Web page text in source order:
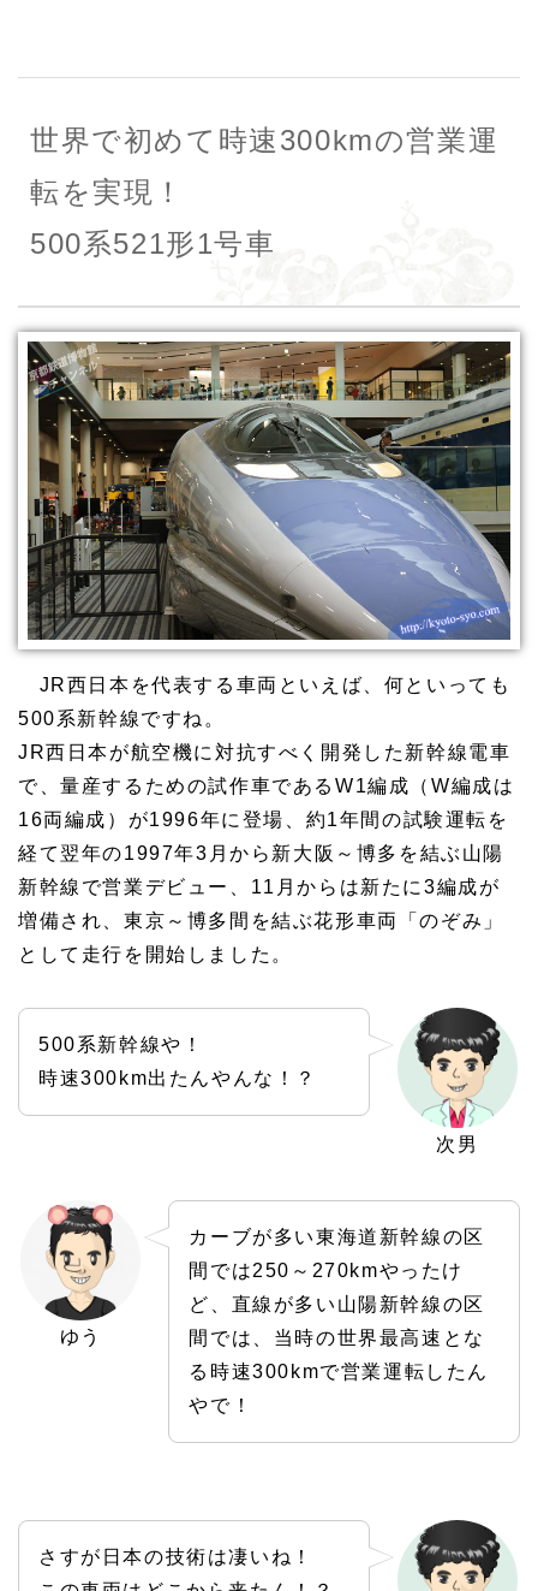
世界で初めて時速300kmの営業運
転を実現！
500系521形1号車
JR西日本を代表する車両といえば、何といっても
500系新幹線ですね。
JR西日本が航空機に対抗すべく開発した新幹線電車
で、量産するための試作車であるW1編成（W編成は
16両編成）が1996年に登場、約1年間の試験運転を
経て翌年の1997年3月から新大阪～博多を結ぶ山陽
新幹線で営業デビュー、11月からは新たに3編成が
増備され、東京～博多間を結ぶ花形車両「のぞみ」
として走行を開始しました。
次男
500系新幹線や！
時速300km出たんやんな！？
ゆう
カーブが多い東海道新幹線の区
間では250～270kmやったけ
ど、直線が多い山陽新幹線の区
間では、当時の世界最高速とな
る時速300kmで営業運転したん
やで！
さすが日本の技術は凄いね！